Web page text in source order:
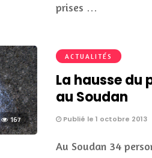
prises …
167
ACTUALITÉS
La hausse
au Soudan
Publié le 1 octobre 2013
Au Soudan 34